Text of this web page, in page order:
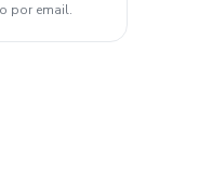
por email.